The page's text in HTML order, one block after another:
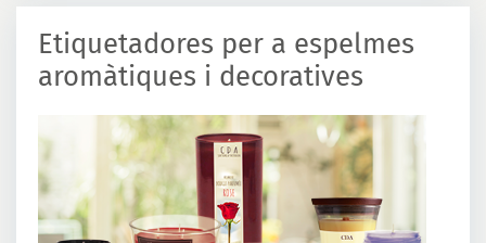
Etiquetadores per a espelmes
aromàtiques i decoratives